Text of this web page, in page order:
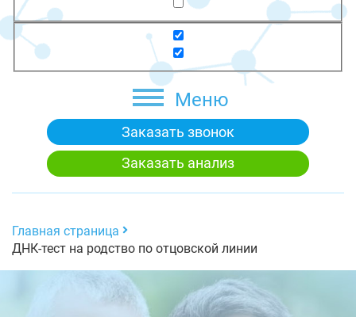
Меню
Заказать звонок
Заказать анализ
Главная страница
ДНК-тест на родство по отцовской линии